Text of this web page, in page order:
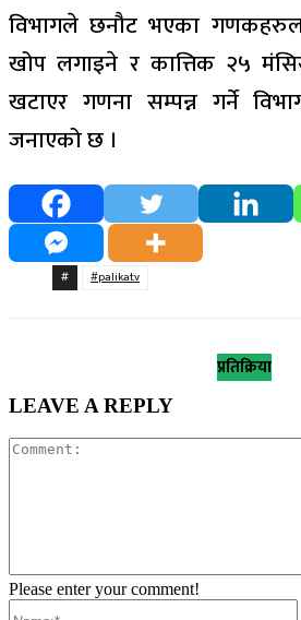
विभागले छनौट भएका
खोप लगाइने र कात्तिक २५
खटाएर गणना सम्पन्न गर्ने
जनाएको छ ।
# #palikatv
प्रतिक्रिया
LEAVE A REPLY
Please enter your comment!